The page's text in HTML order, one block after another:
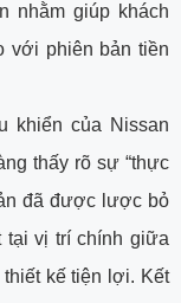
nhằm giúp khách
với phiên bản tiền
khiển của Nissan
thấy rõ sự “thực
đã được lược bỏ
vị trí chính giữa
kế tiện lợi. Kết